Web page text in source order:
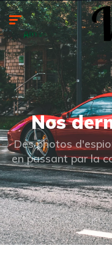
Nos
Des photos
en passant par la